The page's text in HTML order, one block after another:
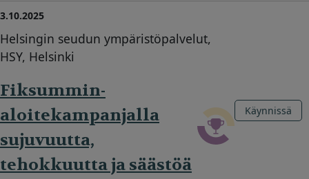
3.10.2025
Helsingin seudun ympäristöpalvelut,
HSY, Helsinki
Fiksummin-
aloitekampanjalla
sujuvuutta,
tehokkuutta ja säästöä
Käynnissä